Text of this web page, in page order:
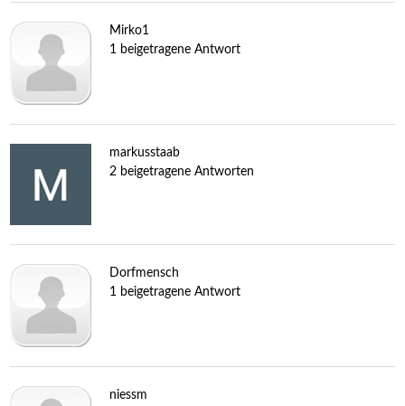
Mirko1
1 beigetragene Antwort
markusstaab
2 beigetragene Antworten
Dorfmensch
1 beigetragene Antwort
niessm